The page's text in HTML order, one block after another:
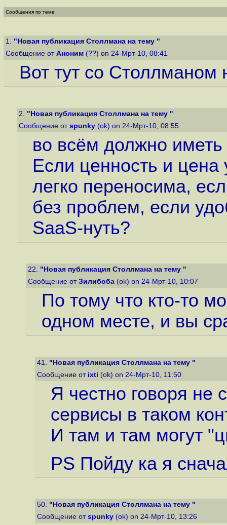
Сообщения по теме
1. "Новая публикация Столлмана на тему "
Сообщение от Аноним (??) on 24-Мрт-10, 08:41
Вот тут со Столлманом
2. "Новая публикация Столлмана на тему "
Сообщение от spunky (ok) on 24-Мрт-10, 08:55
во всём должно
Если ценность и цена
легко переносима,
без проблем, если
SaaS-нуть?
22. "Новая публикация Столлмана на тему "
Сообщение от Зилибоба (ok) on 24-Мрт-10, 10:07
По тому что кто-то
одном месте, и вы
41. "Новая публикация Столлмана на тему "
Сообщение от ixti (ok) on 24-Мрт-10, 11:50
Я честно говоря не
сервисы в таком
И там и там могут
PS Пойду ка я
50. "Новая публикация Столлмана на тему "
Сообщение от spunky (ok) on 24-Мрт-10, 13:26